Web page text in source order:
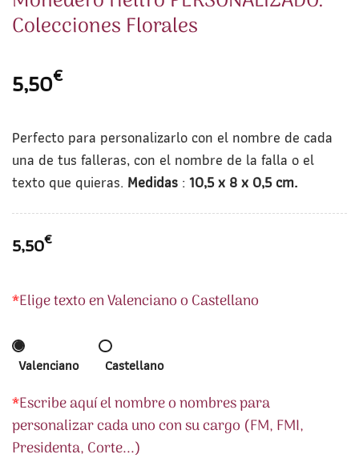
Colecciones Florales
5,50€
Perfecto para personalizarlo con el nombre de cada
una de tus falleras, con el nombre de la falla o el
texto que quieras. Medidas : 10,5 x 8 x 0,5 cm.
5,50€
*Elige texto en Valenciano o Castellano
Valenciano Castellano
*Escribe aquí el nombre o nombres para
personalizar cada uno con su cargo (FM, FMI,
Presidenta, Corte...)